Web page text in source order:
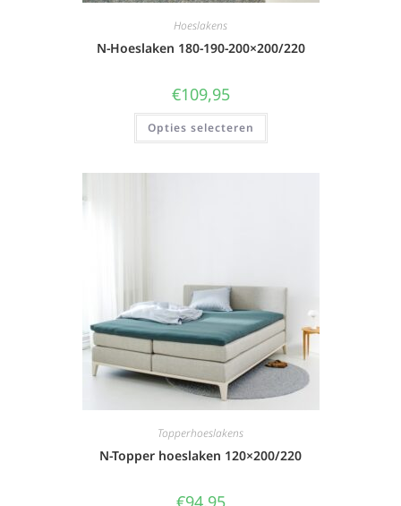
Hoeslakens
N-Hoeslaken 180-190-200×200/220
€109,95
Opties selecteren
Topperhoeslakens
N-Topper hoeslaken 120×200/220
€94,95